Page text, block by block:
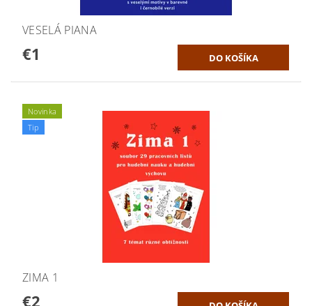
VESELÁ PIANA
€1
Novinka
Tip
ZIMA 1
€2